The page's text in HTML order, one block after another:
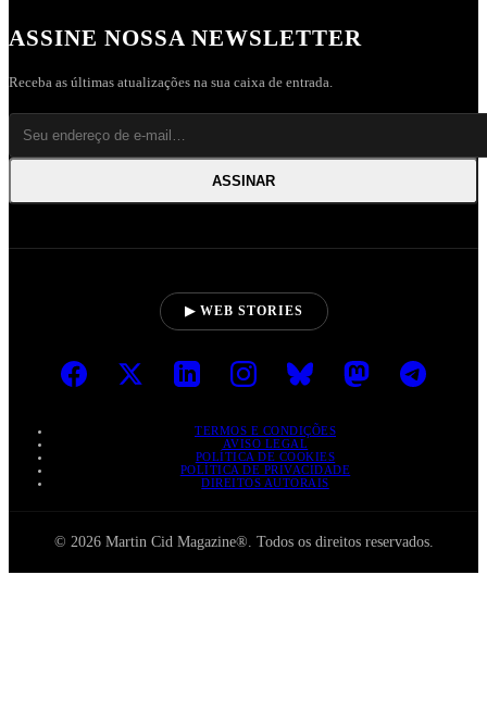
ASSINE NOSSA NEWSLETTER
Receba as últimas atualizações na sua caixa de entrada.
ASSINAR
▶ WEB STORIES
TERMOS E CONDIÇÕES
AVISO LEGAL
POLÍTICA DE COOKIES
POLÍTICA DE PRIVACIDADE
DIREITOS AUTORAIS
© 2026 Martin Cid Magazine®. Todos os direitos reservados.